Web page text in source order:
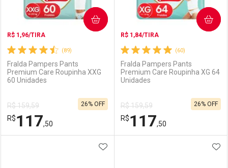
Comprar sem Desconto
Por R$ 99,90/cada
Comprar sem Desconto
Por R$ 99,90/cada
Comprar sem Desconto
Por R$ 99,90/cada
Comprar sem Desconto
Por R$ 99,90/cada
(89)
R$ 1,96/TIRA
Fralda Pampers Pants
Premium Care Roupinha XXG
60 Unidades
R$ 159,59
R$117,50
26% OFF
COMPRAR
(60)
R$ 1,84/TIRA
Fralda Pampers Pants
Premium Care Roupinha XG 64
Unidades
R$ 159,59
R$117,50
26% OFF
COMPRAR
ADICIONAR AOS FAVORITOS